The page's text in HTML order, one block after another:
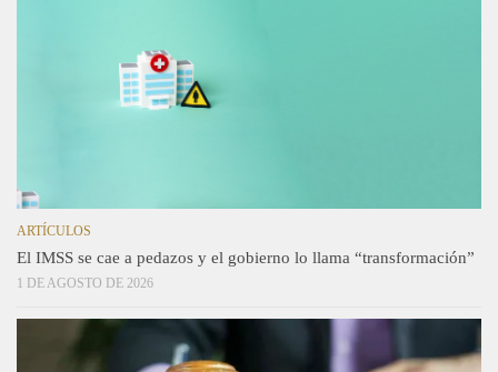
ARTÍCULOS
El IMSS se cae a pedazos y el gobierno lo llama “transformación”
1 DE AGOSTO DE 2026